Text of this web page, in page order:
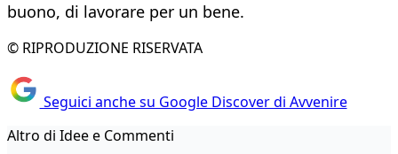
buono, di lavorare per un bene.
© RIPRODUZIONE RISERVATA
Seguici anche su Google Discover di Avvenire
Altro di Idee e Commenti